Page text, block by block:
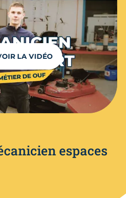
LA VIDÉO
espaces